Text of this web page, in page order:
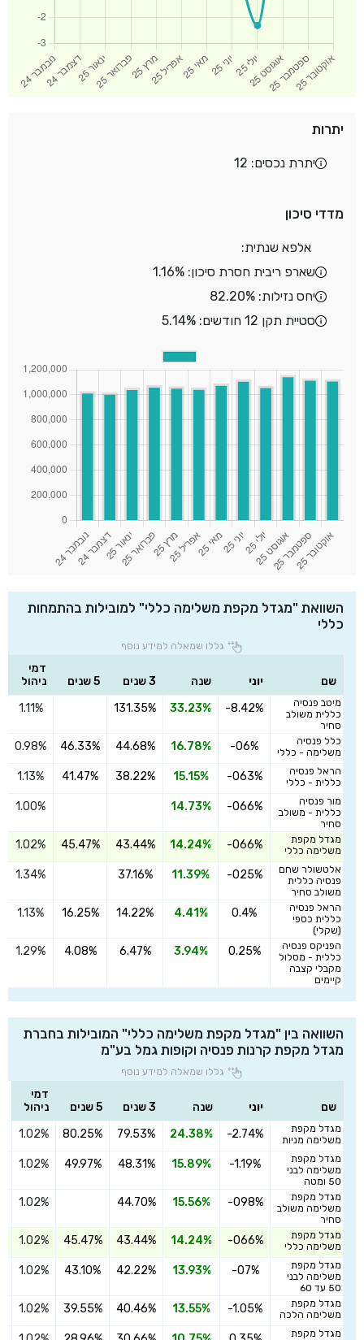
יתרות
יתרת נכסים: 12
מדדי סיכון
אלפא שנתית:
שארפ ריבית חסרת סיכון: 1.16%
יחס נזילות: 82.20%
סטיית תקן 12 חודשים: 5.14%
השוואת "מגדל מקפת משלימה כללי" למובילות בהתמחות
כללי
גללו שמאלה למידע נוסף
שם יוני שנה 3 שנים 5 שנים
דמי
ניהול
מיטב פנסיה
כללית משולב
סחיר
-8.42%
33.23%
131.35%
1.11%
כלל פנסיה
משלימה - כללי
-06%
16.78%
44.68%
46.33%
0.98%
הראל פנסיה
כללית - כללי
-063%
15.15%
38.22%
41.47%
1.13%
מור פנסיה
כללית - משולב
סחיר
-066%
14.73%
1.00%
מגדל מקפת
משלימה כללי
-066%
14.24%
43.44%
45.47%
1.02%
אלטשולר שחם
פנסיה כללית
משולב סחיר
-025%
11.39%
37.16%
1.34%
הראל פנסיה
כללית כספי
(שקלי)
0.4%
4.41%
14.22%
16.25%
1.13%
הפניקס פנסיה
כללית - מסלול
מקבלי קצבה
קיימים
0.25%
3.94%
6.47%
4.08%
1.29%
השוואה בין "מגדל מקפת משלימה כללי" המובילות בחברת
מגדל מקפת קרנות פנסיה וקופות גמל בע"מ
גללו שמאלה למידע נוסף
שם יוני שנה 3 שנים 5 שנים
דמי
ניהול
מגדל מקפת
משלימה מניות
-2.74%
24.38%
79.53%
80.25%
1.02%
מגדל מקפת
משלימה לבני
50 ומטה
-1.19%
15.89%
48.31%
49.97%
1.02%
מגדל מקפת
משלימה משולב
סחיר
-098%
15.56%
44.70%
1.02%
מגדל מקפת
משלימה כללי
-066%
14.24%
43.44%
45.47%
1.02%
מגדל מקפת
משלימה לבני
50 עד 60
-07%
13.93%
42.22%
43.10%
1.02%
מגדל מקפת
משלימה הלכה
-1.05%
13.55%
40.46%
39.55%
1.02%
מגדל מקפת